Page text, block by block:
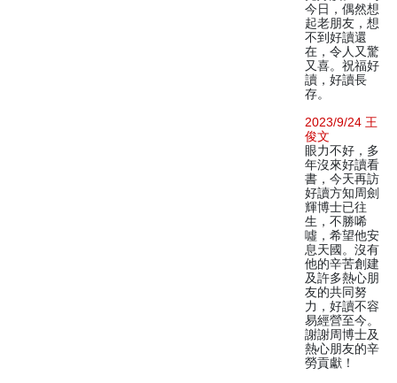
今日，偶然想
起老朋友，想
不到好讀還
在，令人又驚
又喜。祝福好
讀，好讀長
存。
2023/9/24 王
俊文
眼力不好，多
年沒來好讀看
書，今天再訪
好讀方知周劍
輝博士已往
生，不勝唏
噓，希望他安
息天國。沒有
他的辛苦創建
及許多熱心朋
友的共同努
力，好讀不容
易經營至今。
謝謝周博士及
熱心朋友的辛
勞貢獻！